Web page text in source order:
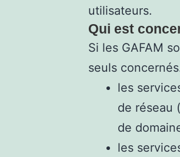
utilisateurs.
Qui est
Si les GAFAM
seuls
les
de réseau
de
les